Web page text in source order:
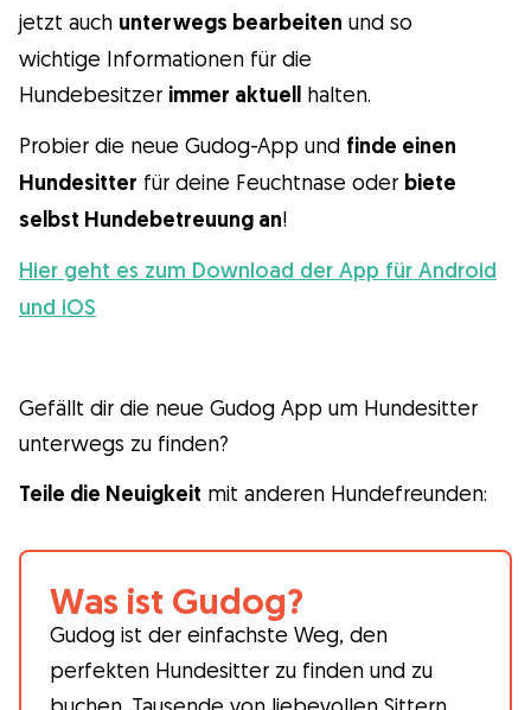
jetzt auch unterwegs bearbeiten und so
wichtige Informationen für die
Hundebesitzer immer aktuell halten.
Probier die neue Gudog-App und finde einen
Hundesitter für deine Feuchtnase oder biete
selbst Hundebetreuung an!
Hier geht es zum Download der App für Android
und iOS
Gefällt dir die neue Gudog App um Hundesitter
unterwegs zu finden?
Teile die Neuigkeit mit anderen Hundefreunden:
Was ist Gudog?
Gudog ist der einfachste Weg, den
perfekten Hundesitter zu finden und zu